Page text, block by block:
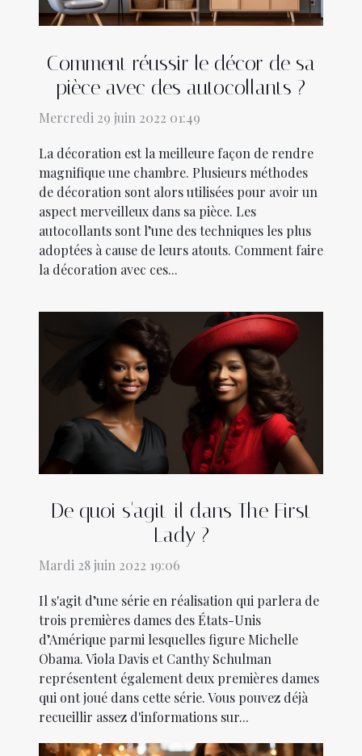
Comment réussir le décor de sa
pièce avec des autocollants ?
Mercredi 29 juin 2022 01:49
La décoration est la meilleure façon de rendre
magnifique une chambre. Plusieurs méthodes
de décoration sont alors utilisées pour avoir un
aspect merveilleux dans sa pièce. Les
autocollants sont l’une des techniques les plus
adoptées à cause de leurs atouts. Comment faire
la décoration avec ces...
De quoi s'agit-il dans The First
Lady ?
Mardi 28 juin 2022 19:06
Il s'agit d’une série en réalisation qui parlera de
trois premières dames des États-Unis
d’Amérique parmi lesquelles figure Michelle
Obama. Viola Davis et Canthy Schulman
représentent également deux premières dames
qui ont joué dans cette série. Vous pouvez déjà
recueillir assez d'informations sur...